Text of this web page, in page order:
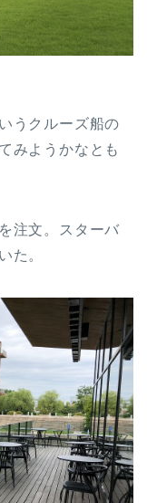
うクルーズ船の
みようかなとも
注文。スターバ
た。